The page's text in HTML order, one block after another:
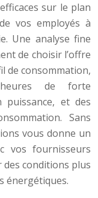
sur le plan
vos employés à
Une analyse fine
de choisir l’offre
de consommation,
de forte
puissance, et des
Sans
vous donne un
vos fournisseurs
des conditions plus
énergétiques.